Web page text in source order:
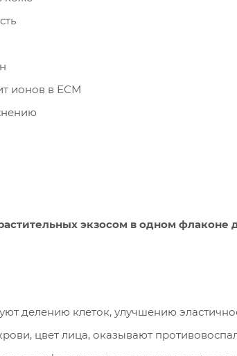
ионов в ЕСМ
экзосом в одном флаконе
делению клеток, улучшению
цвет лица, оказывают